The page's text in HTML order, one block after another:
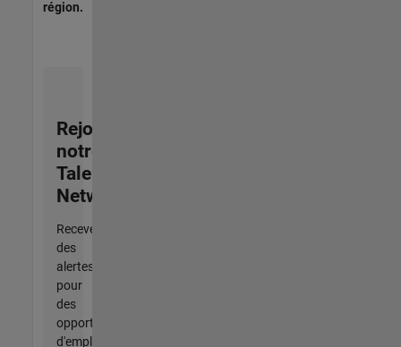
région.
Rejoignez
notre
Talent
Network
Recevez
des
alertes
pour
des
opportunités
d'emploi